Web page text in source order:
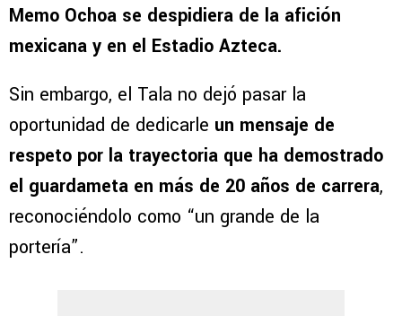
Memo Ochoa se despidiera de la afición
mexicana y en el Estadio Azteca.
Sin embargo, el Tala no dejó pasar la
oportunidad de dedicarle un mensaje de
respeto por la trayectoria que ha demostrado
el guardameta en más de 20 años de carrera,
reconociéndolo como “un grande de la
portería”.